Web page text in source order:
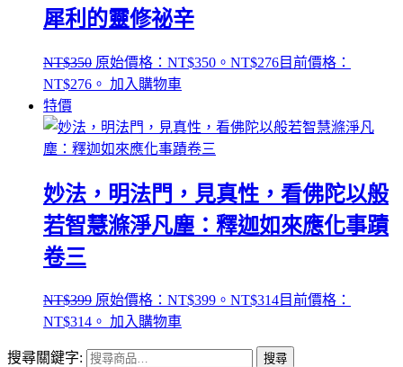
犀利的靈修祕辛
NT$350 原始價格：NT$350。 NT$276目前價格：
NT$276。 加入購物車
特價
妙法，明法門，見真性，看佛陀以般
若智慧滌淨凡塵：釋迦如來應化事蹟
卷三
NT$399 原始價格：NT$399。 NT$314目前價格：
NT$314。 加入購物車
搜尋關鍵字: 搜尋